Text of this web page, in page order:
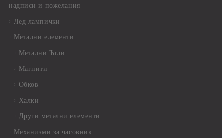
надписи и пожелания
Лед лампички
Метални елементи
Метални Ъгли
Магнити
Обков
Халки
Други метални елементи
Механизми за часовник